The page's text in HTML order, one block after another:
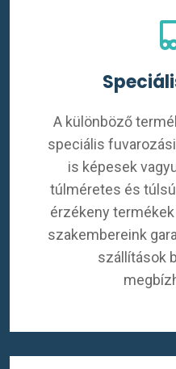
A különböző
speciális
is képesek
túlméretes és
érzékeny
szakembereink
szállítások